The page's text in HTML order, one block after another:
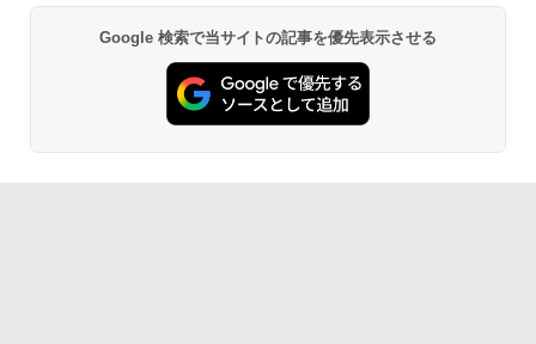
Google 検索で当サイトの記事を優先表示させる